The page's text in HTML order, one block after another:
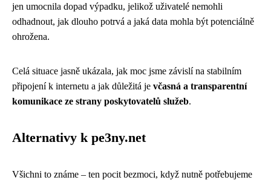
jen umocnila dopad výpadku, jelikož uživatelé nemohli
odhadnout, jak dlouho potrvá a jaká data mohla být potenciálně
ohrožena.
Celá situace jasně ukázala, jak moc jsme závislí na stabilním
připojení k internetu a jak důležitá je včasná a transparentní
komunikace ze strany poskytovatelů služeb.
Alternativy k pe3ny.net
Všichni to známe – ten pocit bezmoci, když nutně potřebujeme